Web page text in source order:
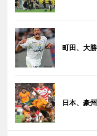
町田、大
日本、豪